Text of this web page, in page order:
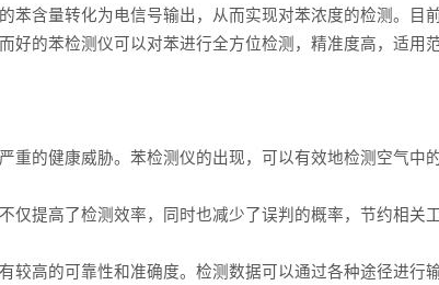
苯含量转化为电信号输出，从而实现对苯浓度的检测。
好的苯检测仪可以对苯进行全方位检测，精准度高，适用范
重的健康威胁。苯检测仪的出现，可以有效地检测空气中
仅提高了检测效率，同时也减少了误判的概率，节约相关
较高的可靠性和准确度。检测数据可以通过各种途径进行